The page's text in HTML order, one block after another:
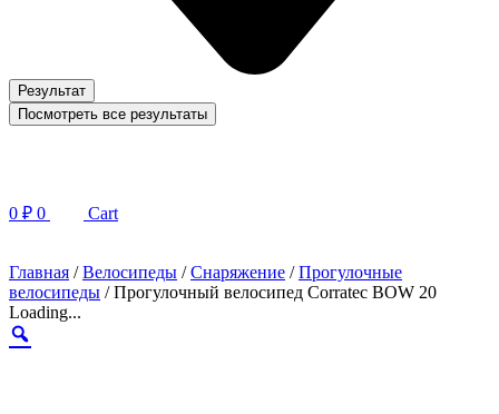
Результат
Посмотреть все результаты
0 ₽ 0 Cart
Главная /Велосипеды /Снаряжение /Прогулочные
велосипеды / Прогулочный велосипед Corratec BOW 20
Loading...